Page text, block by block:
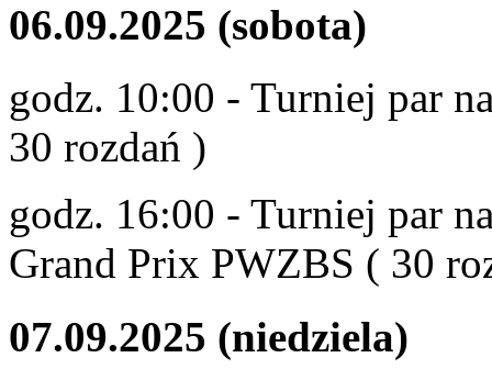
06.09.2025 (sobota)
godz. 10:00 - Turniej par
30 rozdań )
godz. 16:00 - Turniej par
Grand Prix PWZBS (
07.09.2025 (niedziela)